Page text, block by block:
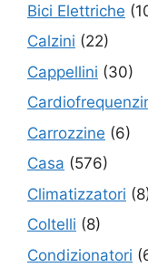
Bici Elettriche
Calzini (22)
Cappellini (30)
Carrozzine (6)
Casa (576)
Climatizzatori
Coltelli (8)
Condizionatori